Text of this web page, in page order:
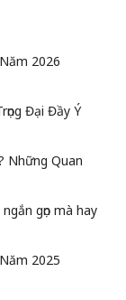
2026
Đại Đầy Ý
Những Quan
gọn mà hay
2025